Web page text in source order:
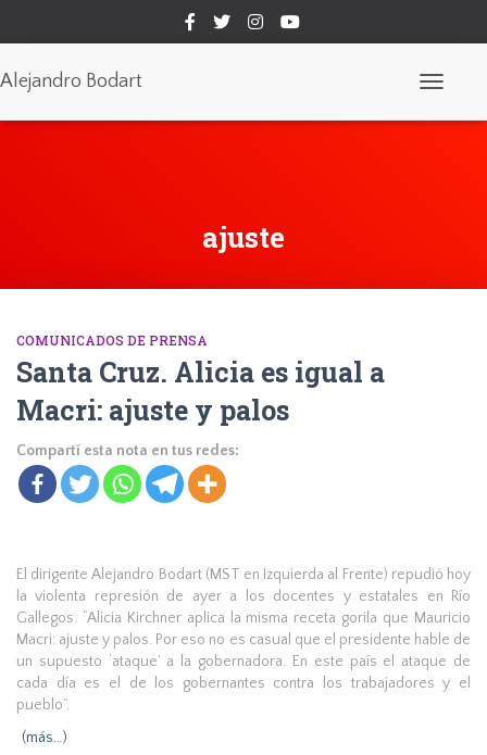
Alejandro Bodart
ajuste
COMUNICADOS DE PRENSA
Santa Cruz. Alicia es igual a
Macri: ajuste y palos
Compartí esta nota en tus redes:
El dirigente Alejandro Bodart (MST en Izquierda al Frente) repudió hoy
la violenta represión de ayer a los docentes y estatales en Río
Gallegos: “Alicia Kirchner aplica la misma receta gorila que Mauricio
Macri: ajuste y palos. Por eso no es casual que el presidente hable de
un supuesto ‘ataque’ a la gobernadora. En este país el ataque de
cada día es el de los gobernantes contra los trabajadores y el
pueblo”.
(más…)